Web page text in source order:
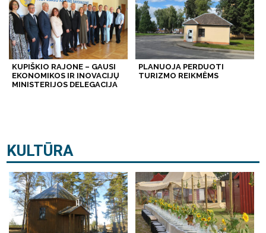
KUPIŠKIO RAJONE – GAUSI
EKONOMIKOS IR INOVACIJŲ
MINISTERIJOS DELEGACIJA
PLANUOJA PERDUOTI
TURIZMO REIKMĖMS
KULTŪRA